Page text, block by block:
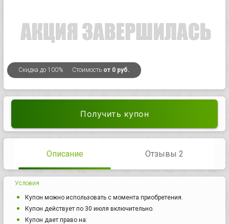
Скидка до 100% Стоимость от 0 руб.
Получить купон
Описание Отзывы 2
Условия
Купон можно использовать с момента приобретения.
Купон действует по 30 июля включительно.
Купон дает право на: